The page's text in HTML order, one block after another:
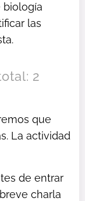
biología
las
2
que
La actividad
de entrar
charla